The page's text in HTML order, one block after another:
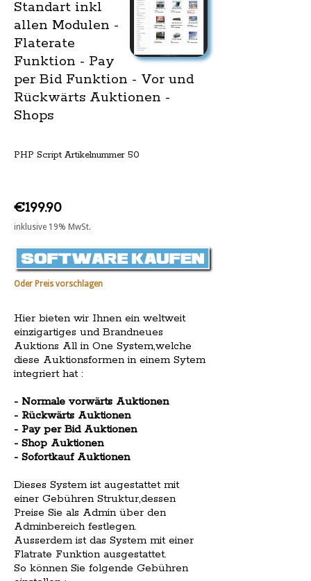
Standart inkl
allen Modulen -
Flaterate
Funktion - Pay
per Bid Funktion - Vor und
Rückwärts Auktionen -
Shops
PHP Script Artikelnummer 50
€199.90
inklusive 19% MwSt.
Oder Preis vorschlagen
Hier bieten wir Ihnen ein weltweit
einzigartiges und Brandneues
Auktions All in One System,welche
diese Auktionsformen in einem Sytem
integriert hat :
- Normale vorwärts Auktionen
- Rückwärts Auktionen
- Pay per Bid Auktionen
- Shop Auktionen
- Sofortkauf Auktionen
Dieses System ist augestattet mit
einer Gebühren Struktur,dessen
Preise Sie als Admin über den
Adminbereich festlegen.
Ausserdem ist das System mit einer
Flatrate Funktion ausgestattet.
So können Sie folgende Gebühren